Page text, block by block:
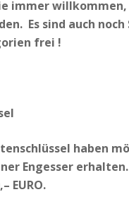
immer
Es sind auch
frei !
haben
Engesser
EURO.